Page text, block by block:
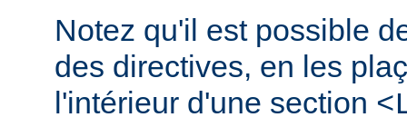
Notez qu'il est possible
des directives, en les
l'intérieur d'une section